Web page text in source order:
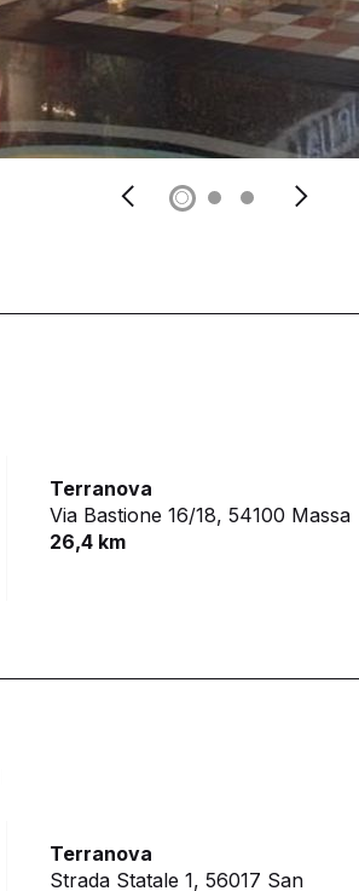
Terranova
Via Bastione 16/18, 54100 Massa
26,4 km
Terranova
Strada Statale 1, 56017 San